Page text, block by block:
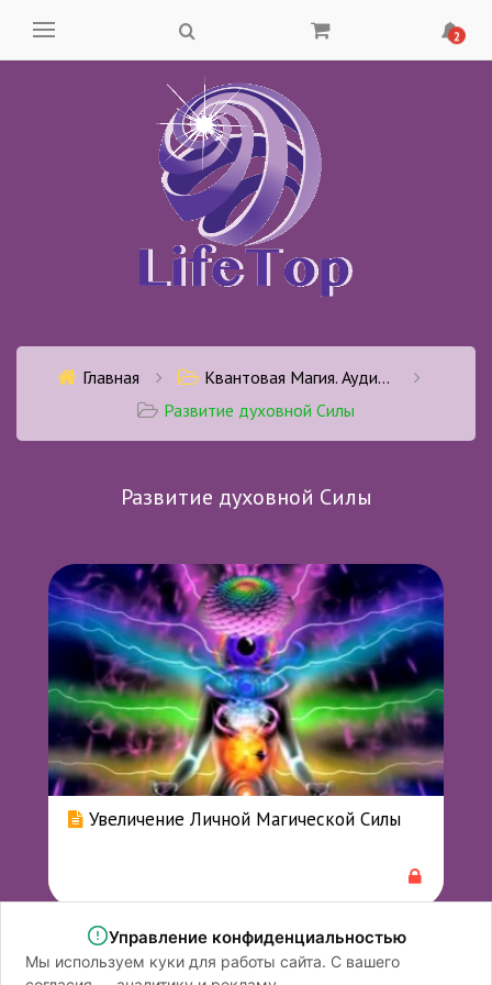
2
Главная
Квантовая Магия. Аудио-Матрицы для активации в себе нужных качеств и характеристик. Создано в содружестве с учеными.
Развитие духовной Силы
Развитие духовной Силы
Увеличение Личной Магической Силы
Управление конфиденциальностью
Мы используем куки для работы сайта. С вашего